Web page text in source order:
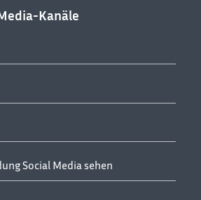
Kanäle
Social Media sehen